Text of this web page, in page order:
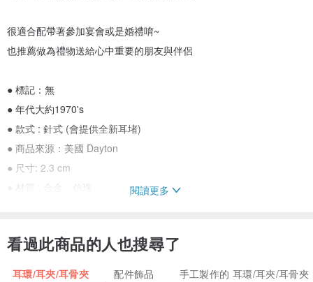
很適合配帶著參加宴會或是婚禮唷~
也推薦做為禮物送給心中重要的朋友與伴侶
● 標記：無
● 年代大約1970's
● 款式 : 針式 (會提供全新耳堵)
● 商品來源：美國 Dayton
● 尺寸: 2.3 cm
● 材質 : 合金、仿珠
1. 我們的古董和復古老件都是百分之百來自美國上世紀的老物，來自
閱讀更多
看過此商品的人也搜尋了
耳環/耳夾/耳骨夾 配件飾品 手工製作的 耳環/耳夾/耳骨夾